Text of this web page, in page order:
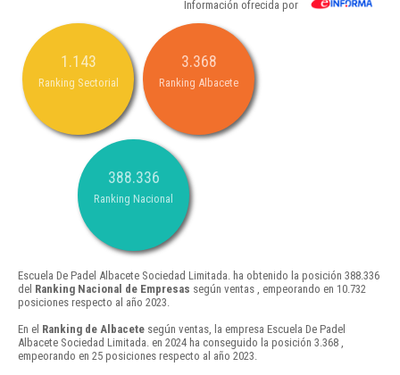
Información ofrecida por
1.143
Ranking Sectorial
3.368
Ranking Albacete
388.336
Ranking Nacional
Escuela De Padel Albacete Sociedad Limitada. ha obtenido la posición 388.336
del Ranking Nacional de Empresas según ventas , empeorando en 10.732
posiciones respecto al año 2023.
En el Ranking de Albacete según ventas, la empresa Escuela De Padel
Albacete Sociedad Limitada. en 2024 ha conseguido la posición 3.368 ,
empeorando en 25 posiciones respecto al año 2023.